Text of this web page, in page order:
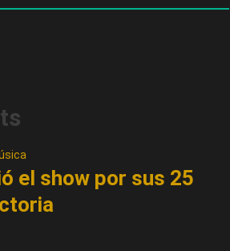
el show por sus 25